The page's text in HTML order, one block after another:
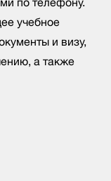
учебное
и визу,
а также